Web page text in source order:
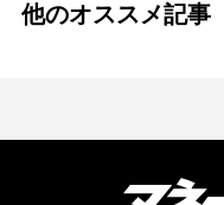
他のオススメ記事